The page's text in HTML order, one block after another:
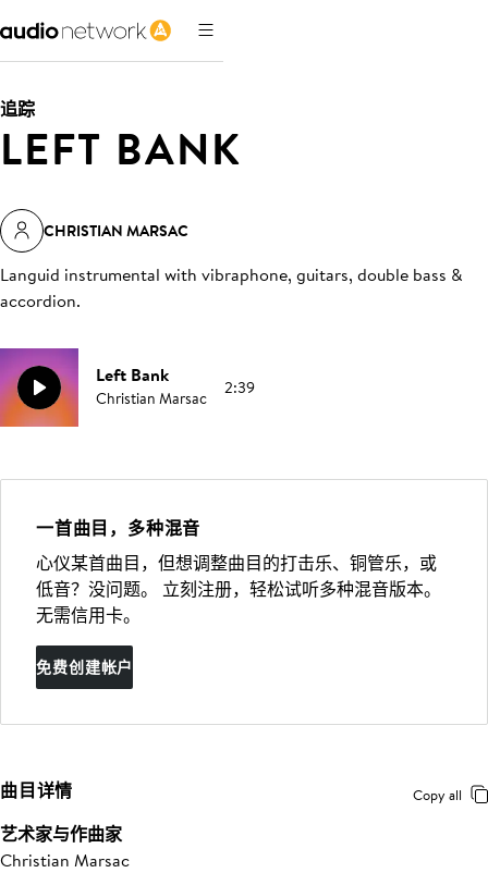
追踪
LEFT BANK
CHRISTIAN MARSAC
Languid instrumental with vibraphone, guitars, double bass &
accordion.
Left Bank
Christian Marsac 2:39
一首曲目，多种混音
心仪某首曲目，但想调整曲目的打击乐、铜管乐，或
低音？没问题。 立刻注册，轻松试听多种混音版本。
无需信用卡。
免费创建帐户
曲目详情 Copy all
艺术家与作曲家
Christian Marsac